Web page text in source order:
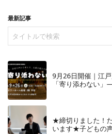
最新記事
9月26日開催｜江
「寄り添わない
★締切りました！
います★子どもの